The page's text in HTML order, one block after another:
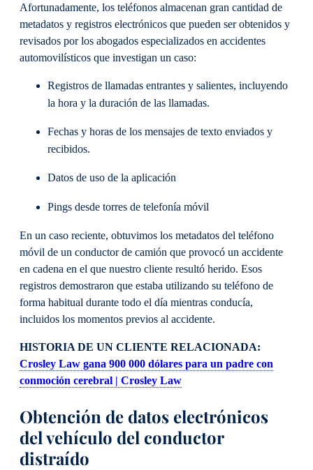
Afortunadamente, los teléfonos almacenan gran cantidad de
metadatos y registros electrónicos que pueden ser obtenidos y
revisados por los abogados especializados en accidentes
automovilísticos que investigan un caso:
Registros de llamadas entrantes y salientes, incluyendo
la hora y la duración de las llamadas.
Fechas y horas de los mensajes de texto enviados y
recibidos.
Datos de uso de la aplicación
Pings desde torres de telefonía móvil
En un caso reciente, obtuvimos los metadatos del teléfono
móvil de un conductor de camión que provocó un accidente
en cadena en el que nuestro cliente resultó herido. Esos
registros demostraron que estaba utilizando su teléfono de
forma habitual durante todo el día mientras conducía,
incluidos los momentos previos al accidente.
HISTORIA DE UN CLIENTE RELACIONADA:
Crosley Law gana 900 000 dólares para un padre con
conmoción cerebral | Crosley Law
Obtención de datos electrónicos
del vehículo del conductor
distraído